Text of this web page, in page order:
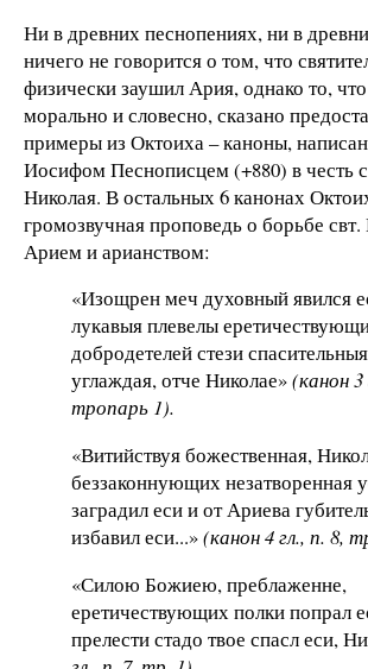
Ни в древних песнопениях, ни в
ничего не говорится о том, что
физически заушил Ария, однако то,
морально и словесно, сказано
примеры из Октоиха – каноны,
Иосифом Песнописцем (+880) в честь
Николая. В остальных 6 канонах
громозвучная проповедь о борьбе свт.
Арием и арианством:
«Изощрен меч духовный явился
лукавыя плевелы
добродетелей стези
углаждая, отче Николае»(канон 3
тропарь 1).
«Витийствуя божественная,
беззаконнующих незатворенная
заградил еси и от Ариева
избавил еси...»(канон 4 гл., п. 8,
«Силою Божиею, преблаженне,
еретичествующих полки попрал
прелести стадо твое спасл еси,